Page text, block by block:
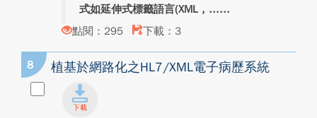
式如延伸式標籤語言(XML , ...
點閱：295
下載：3
8 植基於網路化之HL7/XML電子病歷系統